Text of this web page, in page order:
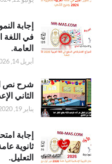
للثانوية العامة
.إجابة النموذج
الاسترشادي
السابع في
اللغة العربية
العامة
إجابة
العامة.
أبريل 14, 2026
.شرح نص
الخلق كنز لا
يفنى - الصف
الثاني الإعدادي
الترم الثاني
شرح نص
الثاني
يناير 19, 2020
.إجابة امتحان
التربية الدينية
الإسلامية
إجابة
التعليل.